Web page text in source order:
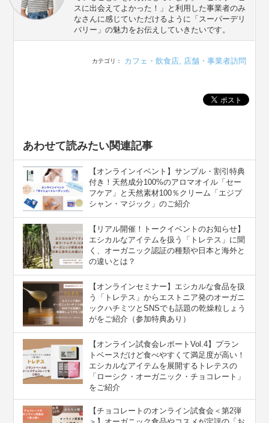
スに出会えてよかった！」と利用した事業者のみ
なさんに感じていただけるように「スーパーデリ
バリー」の魅力をお伝えしていきたいです。
カテゴリ： カフェ・飲食店, 店舗・事業者訪問
あわせて読みたい関連記事
【オンラインイベント】サンプル・割引特典
付き！天然成分100%のアロマオイル「セー
フケア」と天然素材100％クリーム「エジプ
シャン・マジック」のご紹介
【リアル開催！トークイベントのお知らせ】
エシカルなアイテムを扱う「トレテス」に聞
く、オーガニック認証の種類や日本と海外と
の違いとは？
【オンラインセミナー】エシカルな食品を扱
う「トレテス」からエストニア発のオーガニ
ックハチミツとSNSでも話題の乾燥粒しょう
がをご紹介（参加特典あり）
【オンライン試食会レポートVol.4】プラン
トベースだけど食べやすくて満足度が高い！
エシカルなアイテムを展開するトレテスの
「ローシク・オーガニック・チョコレート」
をご紹介
【チョコレートのオンライン試食会＜第2弾